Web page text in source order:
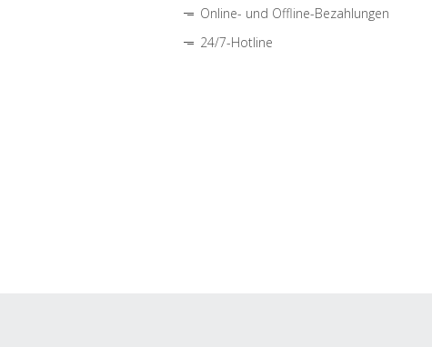
Online- und Offline-Bezahlungen
24/7-Hotline